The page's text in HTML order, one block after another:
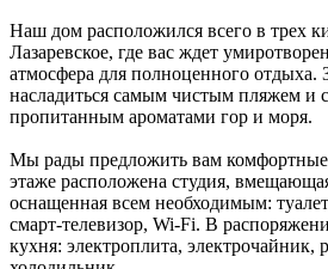
Наш дом расположился всего в трех
Лазаревское, где вас ждет
атмосфера для полноценного отдыха.
насладиться самым чистым пляжем и
пропитанным ароматами гор и моря.
Мы рады предложить вам
этаже расположена студия,
оснащенная всем необходимым:
смарт-телевизор, Wi-Fi. В
кухня: электроплита, электрочайник,